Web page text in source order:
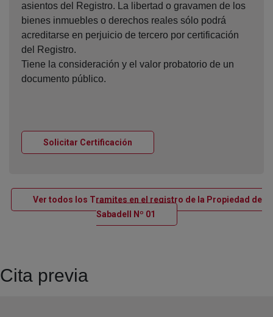
asientos del Registro. La libertad o gravamen de los
bienes inmuebles o derechos reales sólo podrá
acreditarse en perjuicio de tercero por certificación
del Registro.
Tiene la consideración y el valor probatorio de un
documento público.
Solicitar Certificación
Ver todos los Tramites en el registro de la Propiedad de
Sabadell Nº 01 Ventana nueva
Cita previa